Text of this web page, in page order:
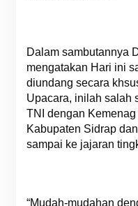
Dalam sambutannya
mengatakan Hari ini
diundang secara
Upacara, inilah salah
TNI dengan
Kabupaten Sidrap
sampai ke jajaran
“Mudah-mudahan